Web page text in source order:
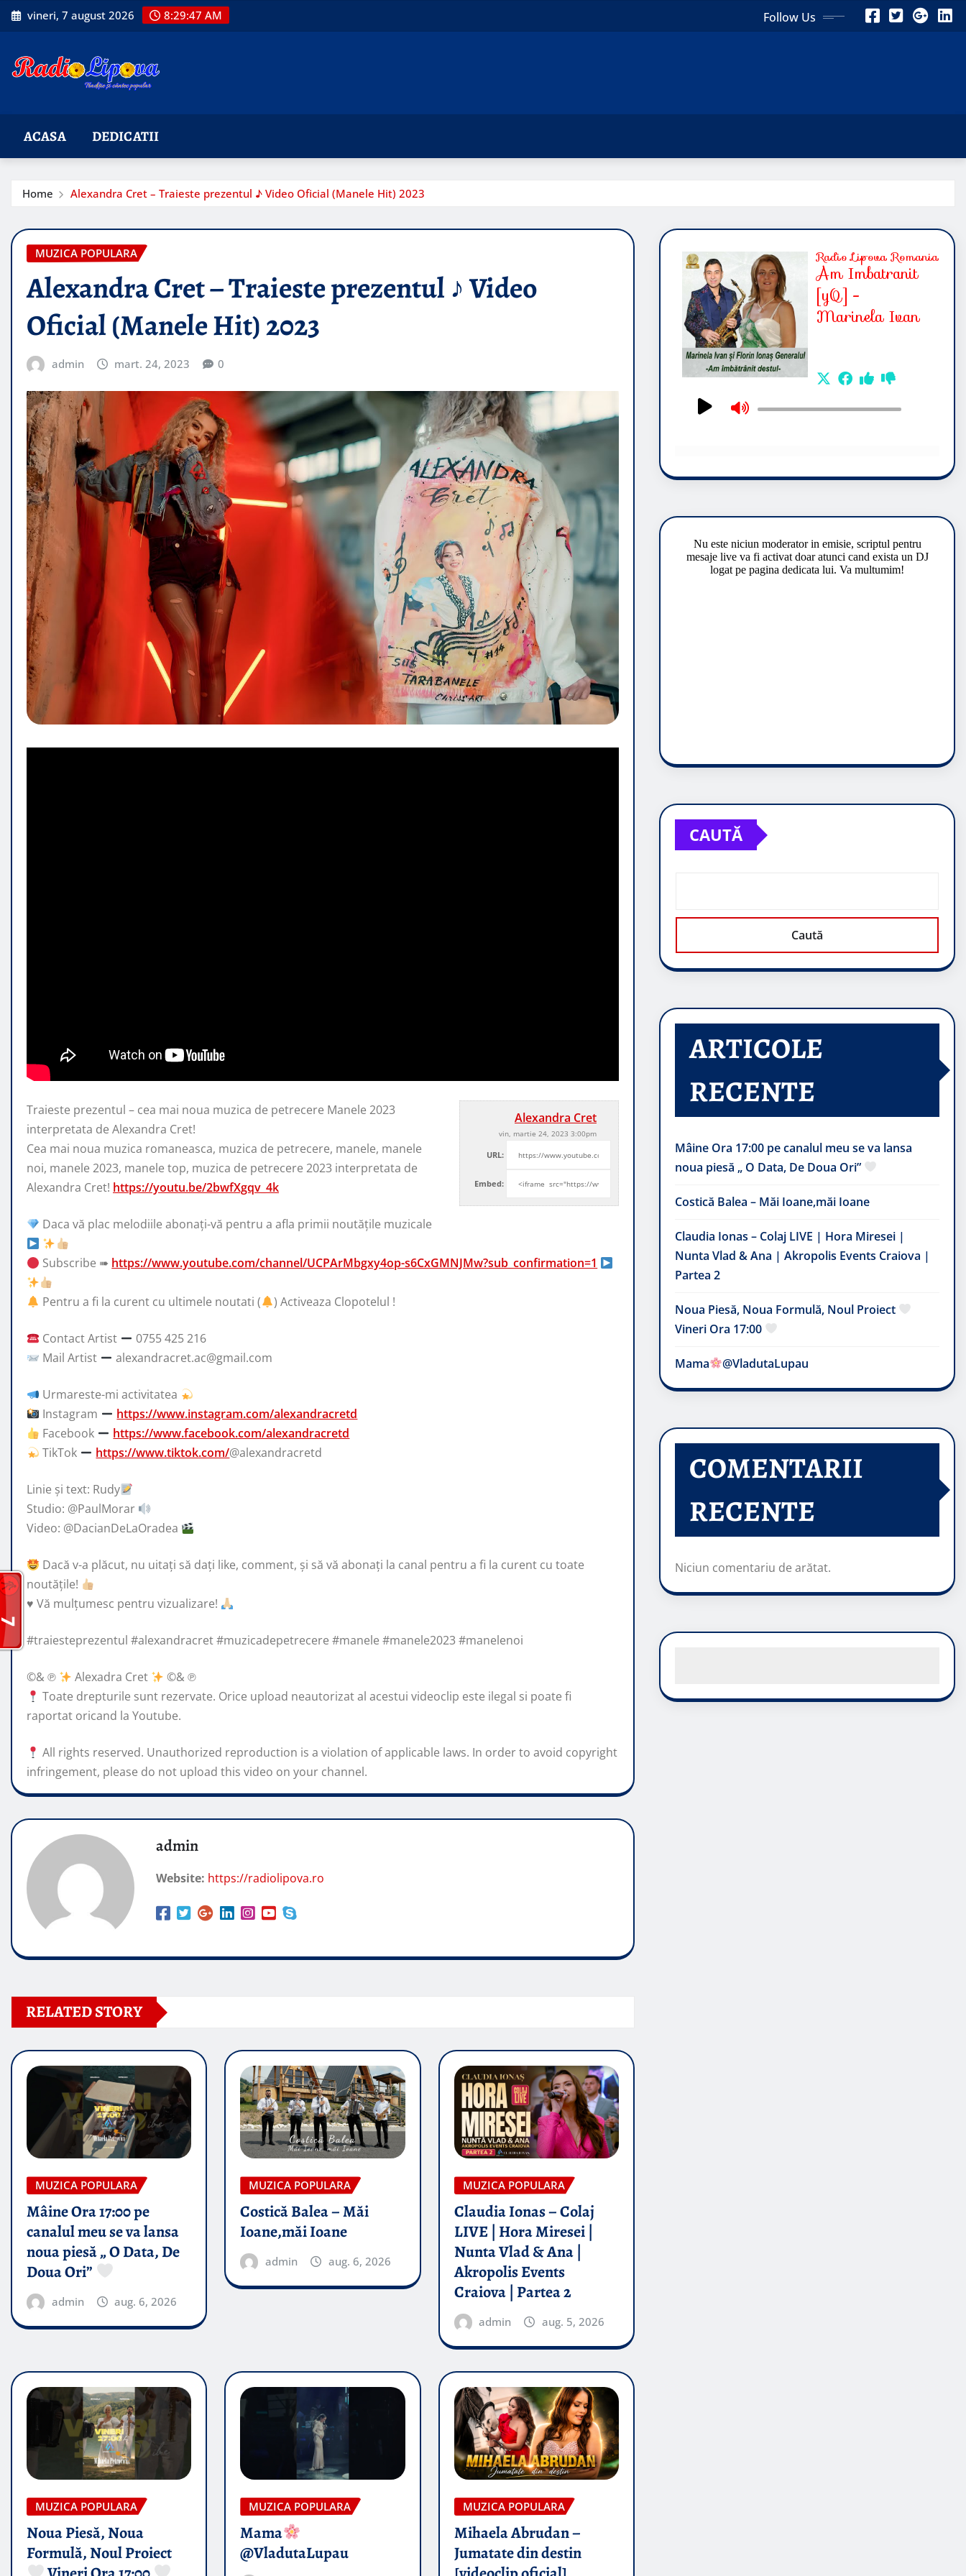
Skip
to
vineri, 7 august 2026 8:29:48 AM Follow Us
ACASA DEDICATII
Home Alexandra Cret – Traieste prezentul ♪ Video Oficial (Manele Hit) 2023
MUZICA POPULARA
Alexandra Cret – Traieste prezentul ♪ Video
Oficial (Manele Hit) 2023
admin mart. 24, 2023 0
Alexandra Cret
vin, martie 24, 2023 3:00pm
URL:
Embed:
Traieste prezentul – cea mai noua muzica de petrecere Manele 2023
interpretata de Alexandra Cret!
Cea mai noua muzica romaneasca, muzica de petrecere, manele, manele
noi, manele 2023, manele top, muzica de petrecere 2023 interpretata de
Alexandra Cret! https://youtu.be/2bwfXgqv_4k
Daca vă plac melodiile abonați-vă pentru a afla primii noutățile muzicale
Subscribe ➠ https://www.youtube.com/channel/UCPArMbgxy4op-s6CxGMNJMw?sub_confirmation=1
Pentru a fi la curent cu ultimele noutati ( ) Activeaza Clopotelul !
Contact Artist
0755 425 216
Mail Artist
alexandracret.ac@gmail.com
Urmareste-mi activitatea
Instagram
https://www.instagram.com/alexandracretd
Facebook
https://www.facebook.com/alexandracretd
TikTok
https://www.tiktok.com/@alexandracretd
Linie și text: Rudy
Studio: @PaulMorar
Video: @DacianDeLaOradea
Dacă v-a plăcut, nu uitați să dați like, comment, și să vă abonați la canal pentru a fi la curent cu toate
noutățile!
♥️ Vă mulțumesc pentru vizualizare!
#traiesteprezentul #alexandracret #muzicadepetrecere #manele #manele2023 #manelenoi
©️& ℗ Alexadra Cret ©️& ℗
Toate drepturile sunt rezervate. Orice upload neautorizat al acestui videoclip este ilegal si poate fi
raportat oricand la Youtube.
All rights reserved. Unauthorized reproduction is a violation of applicable laws. In order to avoid copyright
infringement, please do not upload this video on your channel.
admin
Website: https://radiolipova.ro
RELATED STORY
MUZICA POPULARA
Mâine Ora 17:00 pe
canalul meu se va lansa
noua piesă „ O Data, De
Doua Ori”
admin aug. 6, 2026
MUZICA POPULARA
Costică Balea – Măi
Ioane,măi Ioane
admin aug. 6, 2026
MUZICA POPULARA
Claudia Ionas – Colaj
LIVE | Hora Miresei |
Nunta Vlad & Ana |
Akropolis Events
Craiova | Partea 2
admin aug. 5, 2026
MUZICA POPULARA
Noua Piesă, Noua
Formulă, Noul Proiect
MUZICA POPULARA
Mama
@VladutaLupau
MUZICA POPULARA
Mihaela Abrudan –
Jumatate din destin
CAUTĂ
Caută
ARTICOLE
RECENTE
Mâine Ora 17:00 pe canalul meu se va lansa
noua piesă „ O Data, De Doua Ori”
Costică Balea – Măi Ioane,măi Ioane
Claudia Ionas – Colaj LIVE | Hora Miresei |
Nunta Vlad & Ana | Akropolis Events Craiova |
Partea 2
Noua Piesă, Noua Formulă, Noul Proiect
Vineri Ora 17:00
Mama @VladutaLupau
COMENTARII
RECENTE
Niciun comentariu de arătat.